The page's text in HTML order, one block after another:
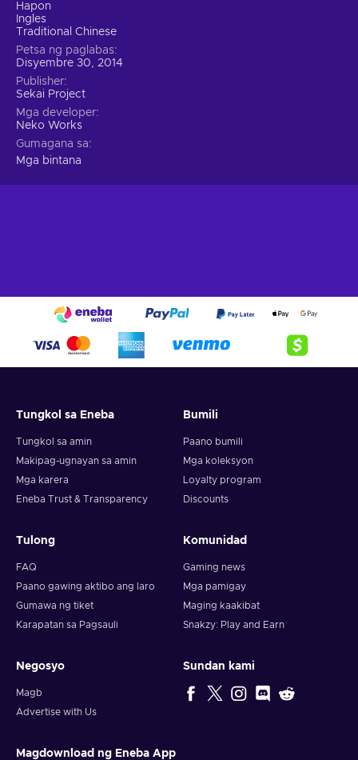
Hapon
Ingles
Traditional Chinese
Petsa ng paglabas
Disyembre 30, 2014
Publisher
Sekai Project
Mga developer
Neko Works
Gumagana sa
Mga bintana
Tungkol sa Eneba
Tungkol sa amin
Makipag-ugnayan sa amin
Mga karera
Eneba Trust & Transparency
Bumili
Paano bumili
Mga koleksyon
Loyalty program
Discounts
Tulong
FAQ
Paano gawing aktibo ang laro
Gumawa ng tiket
Karapatan sa Pagsauli
Komunidad
Gaming news
Mga pamigay
Maging kaakibat
Snakzy: Play and Earn
Negosyo
Magb
Advertise with Us
Sundan kami
Magdownload ng Eneba App